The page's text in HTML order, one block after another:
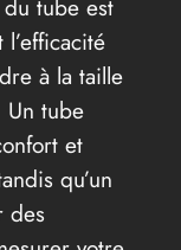
tube est
à la taille
Un tube
et
qu’un
des